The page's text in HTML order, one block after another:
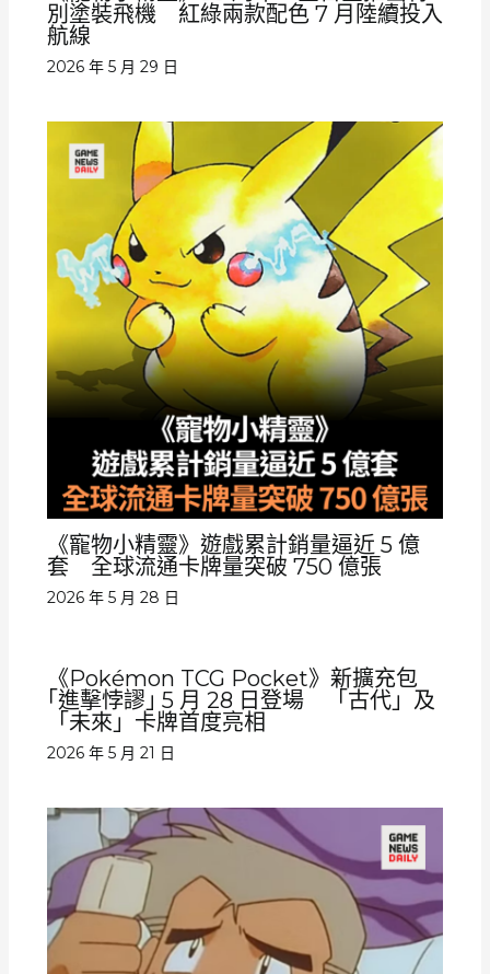
別塗裝飛機 紅綠兩款配色 7 月陸續投入
航線
2026 年 5 月 29 日
《寵物小精靈》遊戲累計銷量逼近 5 億
套 全球流通卡牌量突破 750 億張
2026 年 5 月 28 日
《Pokémon TCG Pocket》新擴充包
｢進擊悖謬｣ 5 月 28 日登場 「古代」及
「未來」卡牌首度亮相
2026 年 5 月 21 日